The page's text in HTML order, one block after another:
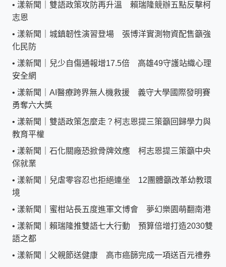
• 漾新聞｜雙語政策攻防再升溫 賴瑞隆競辦五點反擊柯
志恩
• 漾新聞｜城鎮韌性演習登場 張博洋實測物資配售籲強
化民防
• 漾新聞｜兒少自傷通報增17.5倍 高雄49守護站織心理
安全網
• 漾新聞｜AI醫療跨界無人機救援 義守大學國際發明賽
勇奪六大獎
• 漾新聞｜雙語政策怎麼走？柯志恩提三策籲回歸學力與
教育平權
• 漾新聞｜石化關廠恐掀骨牌效應 柯志恩提三策籲中央
保就業
• 漾新聞｜兒虐零容忍也拒絕連坐 12團體籲改革幼教環
境
• 漾新聞｜蜜柑站長五度進軍文博會 夢幻樂園萌翻南港
• 漾新聞｜賴瑞隆推雙語七大行動 預算倍增打造2030雙
語之都
• 漾新聞｜父親節送健康 高市癌篩完成一項送百元禮券